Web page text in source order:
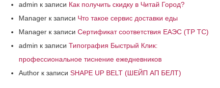
admin к записи Как получить скидку в Читай Город?
Manager к записи Что такое сервис доставки еды
Manager к записиСертификат соответствия ЕАЭС (ТР ТС)
admin к записиТипография Быстрый Клик:
профессиональное тиснение ежедневников
Author к записиSHAPE UP BELT (ШЕЙП АП БЕЛТ)